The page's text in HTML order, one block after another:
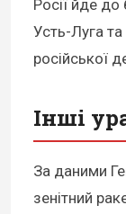
Росії йде до
Усть-Луга та
російської
Інші
За даними
зенітний